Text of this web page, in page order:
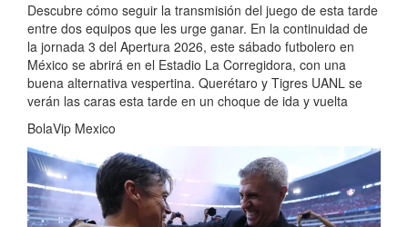
Descubre cómo seguir la transmisión del juego de esta tarde
entre dos equipos que les urge ganar. En la continuidad de
la jornada 3 del Apertura 2026, este sábado futbolero en
México se abrirá en el Estadio La Corregidora, con una
buena alternativa vespertina. Querétaro y Tigres UANL se
verán las caras esta tarde en un choque de ida y vuelta
BolaVip Mexico